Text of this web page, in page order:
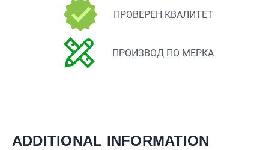
ПРОВЕРЕН КВАЛИТЕТ
ПРОИЗВОД ПО МЕРКА
ADDITIONAL INFORMATION